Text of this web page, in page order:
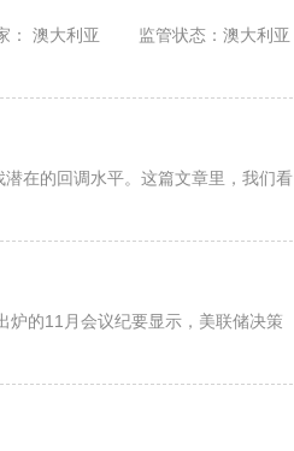
澳大利亚 监管状态：澳大利亚
的回调水平。这篇文章里，我们看
的11月会议纪要显示，美联储决策